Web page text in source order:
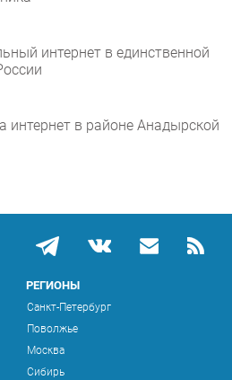
интернет в единственной
интернет в районе Анадырской
РЕГИОНЫ
Санкт-Петербург
Поволжье
Москва
Сибирь